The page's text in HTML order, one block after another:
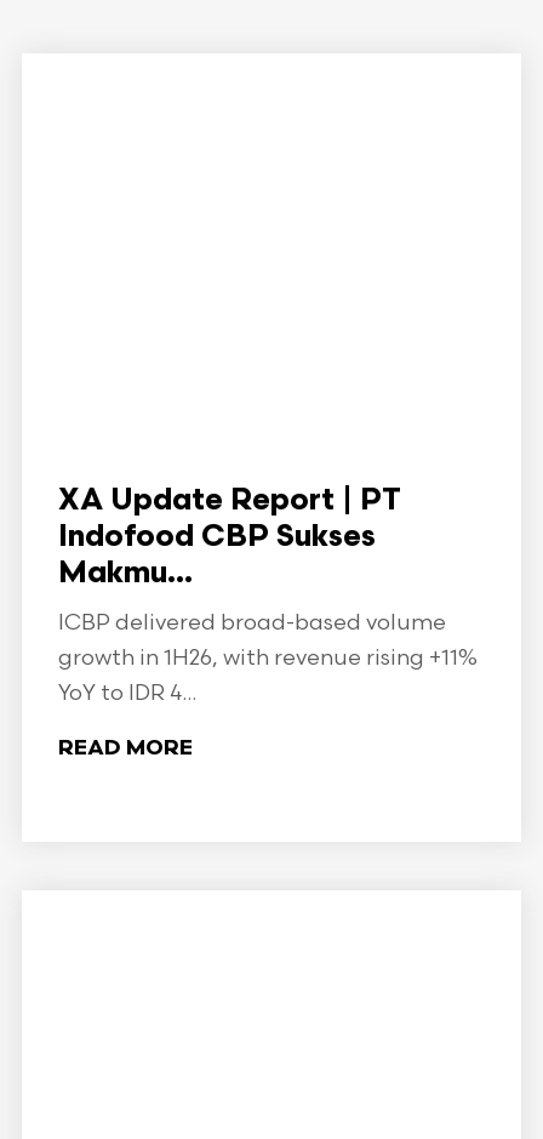
XA Update Report | PT
Indofood CBP Sukses
Makmu...
ICBP delivered broad-based volume
growth in 1H26, with revenue rising +11%
YoY to IDR 4...
READ MORE